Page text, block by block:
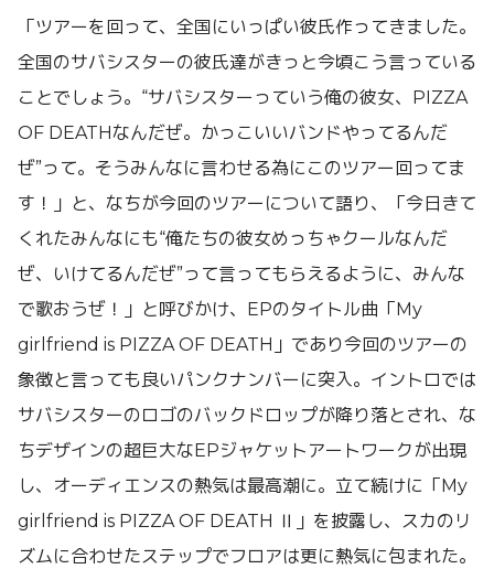
「ツアーを回って、全国にいっぱい彼氏作ってきました。
全国のサバシスターの彼氏達がきっと今頃こう言っている
ことでしょう。“サバシスターっていう俺の彼女、PIZZA
OF DEATHなんだぜ。かっこいいバンドやってるんだ
ぜ”って。そうみんなに言わせる為にこのツアー回ってま
す！」と、なちが今回のツアーについて語り、「今日きて
くれたみんなにも“俺たちの彼女めっちゃクールなんだ
ぜ、いけてるんだぜ”って言ってもらえるように、みんな
で歌おうぜ！」と呼びかけ、EPのタイトル曲「My
girlfriend is PIZZA OF DEATH」であり今回のツアーの
象徴と言っても良いパンクナンバーに突入。イントロでは
サバシスターのロゴのバックドロップが降り落とされ、な
ちデザインの超巨大なEPジャケットアートワークが出現
し、オーディエンスの熱気は最高潮に。立て続けに「My
girlfriend is PIZZA OF DEATH Ⅱ」を披露し、スカのリ
ズムに合わせたステップでフロアは更に熱気に包まれた。